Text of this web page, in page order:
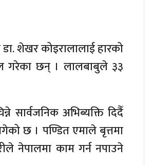
शेखर कोइरालालाई हारको
गरेका छन् । लालबाबुले ३३
सार्वजनिक अभिब्यक्ति दिदैँ
छ । पण्डित एमाले बृत्तमा
नेपालमा काम गर्न नपाउने